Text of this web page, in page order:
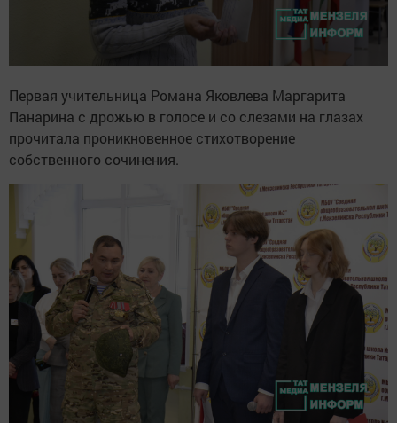
Первая учительница Романа Яковлева Маргарита
Панарина с дрожью в голосе и со слезами на глазах
прочитала проникновенное стихотворение
собственного сочинения.